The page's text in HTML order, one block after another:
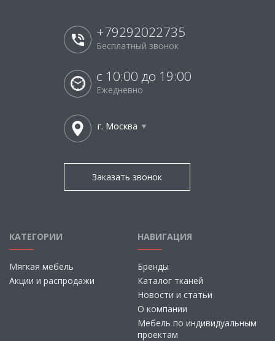
+79292022735
Бесплатный звонок
с 10:00 до 19:00
Ежедневно
г. Москва
Заказать звонок
КАТЕГОРИИ
Мягкая мебель
Акции и распродажи
НАВИГАЦИЯ
Бренды
Каталог тканей
Новости и статьи
О компании
Мебель по индивидуальным
проектам